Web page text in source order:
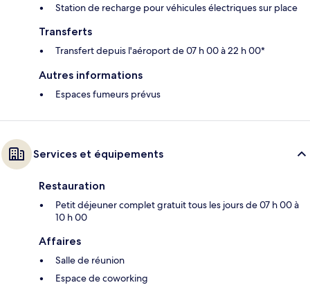
Station de recharge pour véhicules électriques sur place
Transferts
Transfert depuis l'aéroport de 07 h 00 à 22 h 00*
Autres informations
Espaces fumeurs prévus
Services et équipements
Restauration
Petit déjeuner complet gratuit tous les jours de 07 h 00 à
10 h 00
Affaires
Salle de réunion
Espace de coworking